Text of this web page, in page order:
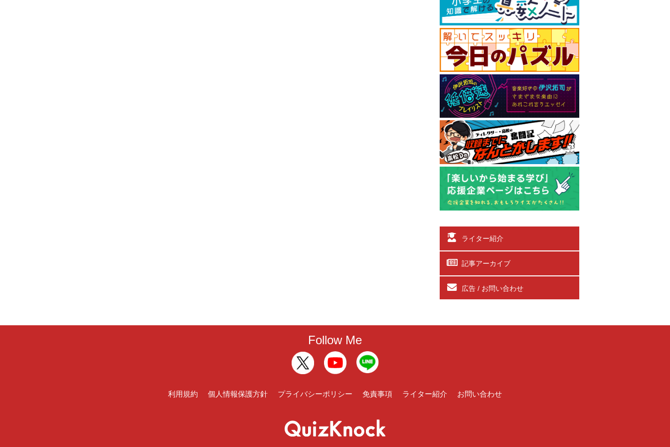
ライター紹介
記事アーカイブ
広告 / お問い合わせ
Follow Me
利用規約 個人情報保護方針 プライバシーポリシー 免責事項 ライター紹介 お問い合わせ